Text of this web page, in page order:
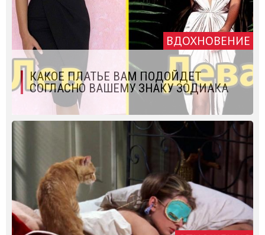
ВДОХНОВЕНИЕ
КАКОЕ ПЛАТЬЕ ВАМ ПОДОЙДЕТ
СОГЛАСНО ВАШЕМУ ЗНАКУ ЗОДИАКА